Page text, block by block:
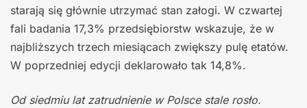
starają się głównie utrzymać stan załogi. W czwartej
fali badania 17,3% przedsiębiorstw wskazuje, że w
najbliższych trzech miesiącach zwiększy pulę etatów.
W poprzedniej edycji deklarowało tak 14,8%.
Od siedmiu lat zatrudnienie w Polsce stale rosło.